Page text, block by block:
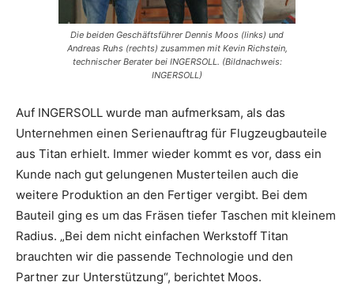
Die beiden Geschäftsführer Dennis Moos (links) und
Andreas Ruhs (rechts) zusammen mit Kevin Richstein,
technischer Berater bei INGERSOLL. (Bildnachweis:
INGERSOLL)
Auf INGERSOLL wurde man aufmerksam, als das
Unternehmen einen Serienauftrag für Flugzeugbauteile
aus Titan erhielt. Immer wieder kommt es vor, dass ein
Kunde nach gut gelungenen Musterteilen auch die
weitere Produktion an den Fertiger vergibt. Bei dem
Bauteil ging es um das Fräsen tiefer Taschen mit kleinem
Radius. „Bei dem nicht einfachen Werkstoff Titan
brauchten wir die passende Technologie und den
Partner zur Unterstützung“, berichtet Moos.